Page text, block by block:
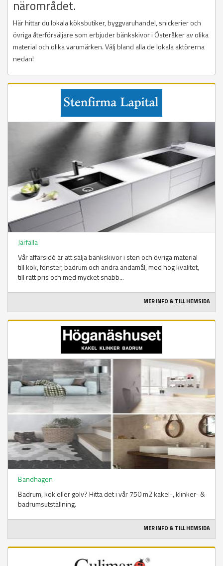
närområdet.
Här hittar du lokala köksbutiker, byggvaruhandel, snickerier och
övriga återförsäljare som erbjuder bänkskivor i Österåker av olika
material och olika varumärken. Välj bland alla de lokala aktörerna
nedan!
Järfälla
Vår affärsidé är att sälja bänkskivor i sten och övriga material
till kök, fönster, badrum och andra ändamål, med hög kvalitet,
till rätt pris och med mycket snabb...
MER INFO & TILL HEMSIDA
Bandhagen
Badrum, kök eller golv? Hitta det i vår 750 m2 kakel-, klinker- &
badrumsutställning.
MER INFO & TILL HEMSIDA